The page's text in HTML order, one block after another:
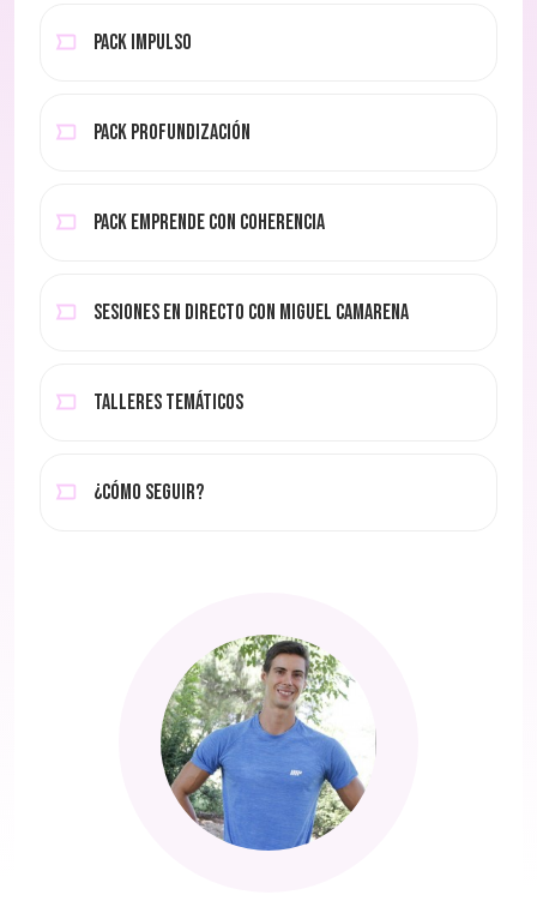
PACK IMPULSO
PACK PROFUNDIZACIÓN
PACK EMPRENDE CON COHERENCIA
SESIONES EN DIRECTO CON MIGUEL CAMARENA
TALLERES TEMÁTICOS
¿CÓMO SEGUIR?